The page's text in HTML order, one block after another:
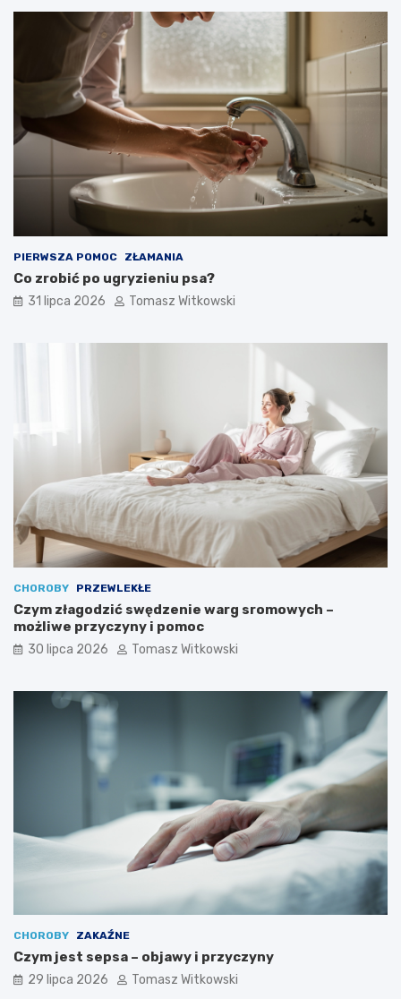
PIERWSZA POMOC ZŁAMANIA
Co zrobić po ugryzieniu psa?
31 lipca 2026 Tomasz Witkowski
CHOROBY PRZEWLEKŁE
Czym złagodzić swędzenie warg sromowych –
możliwe przyczyny i pomoc
30 lipca 2026 Tomasz Witkowski
CHOROBY ZAKAŹNE
Czym jest sepsa – objawy i przyczyny
29 lipca 2026 Tomasz Witkowski